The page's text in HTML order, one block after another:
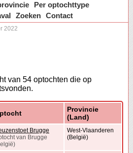
Per optochttype
Zoeken Contact
2022
van 54 optochten die op
Provincie
(Land)
Brugge
van Brugge
West-Vlaanderen
(België)